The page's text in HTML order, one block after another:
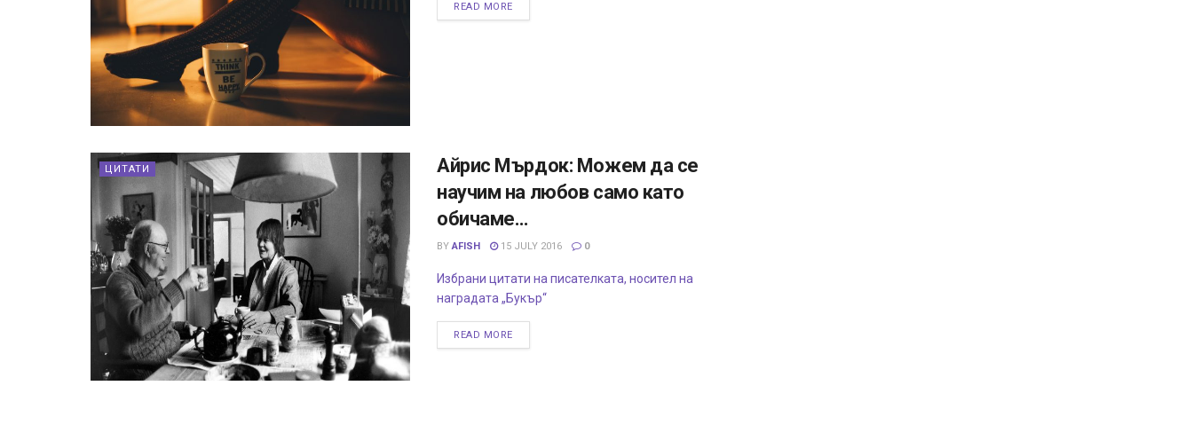
READ MORE
ЦИТАТИ
Айрис Мърдок: Можем да се
научим на любов само като
обичаме…
BY AFISH 15 JULY 2016 0
Избрани цитати на писателката, носител на
наградата „Букър“
READ MORE